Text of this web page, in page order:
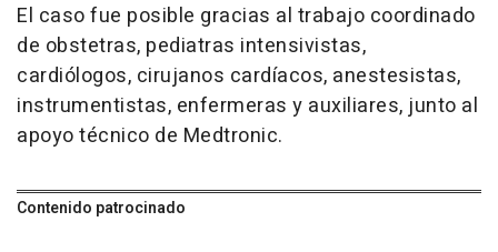
El caso fue posible gracias al trabajo coordinado
de obstetras, pediatras intensivistas,
cardiólogos, cirujanos cardíacos, anestesistas,
instrumentistas, enfermeras y auxiliares, junto al
apoyo técnico de Medtronic.
Contenido patrocinado